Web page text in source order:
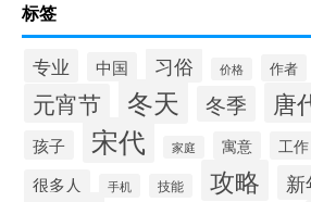
标签
专业 中国 习俗 价格 作者
元宵节 冬天 冬季 唐
孩子 宋代 家庭 寓意 工作
很多人 手机 技能 攻略